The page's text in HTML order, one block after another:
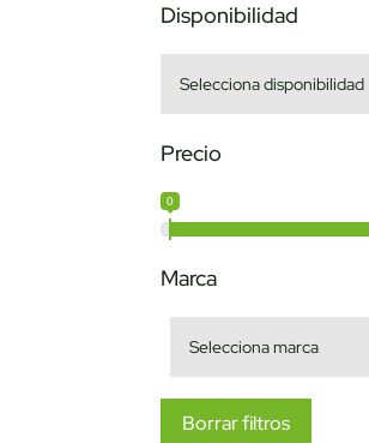
Disponibilidad
Precio
0
Marca
Borrar filtros